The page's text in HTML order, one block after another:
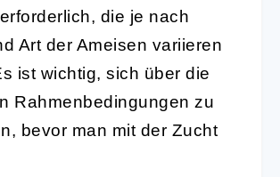
die je nach
Art der Ameisen variieren
ist wichtig, sich über die
Rahmenbedingungen zu
bevor man mit der Zucht